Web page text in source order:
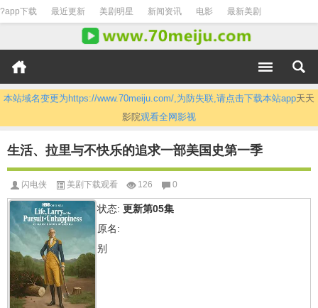
?app下载 最近更新 美剧明星 新闻资讯 电影 最新美剧
本站域名变更为https://www.70meiju.com/,为防失联,请点击下载本站app天天
影院观看全网影视
生活、拉里与不快乐的追求一部美国史第一季
闪电侠 美剧下载观看 126 0
状态: 更新第05集
原名:
别